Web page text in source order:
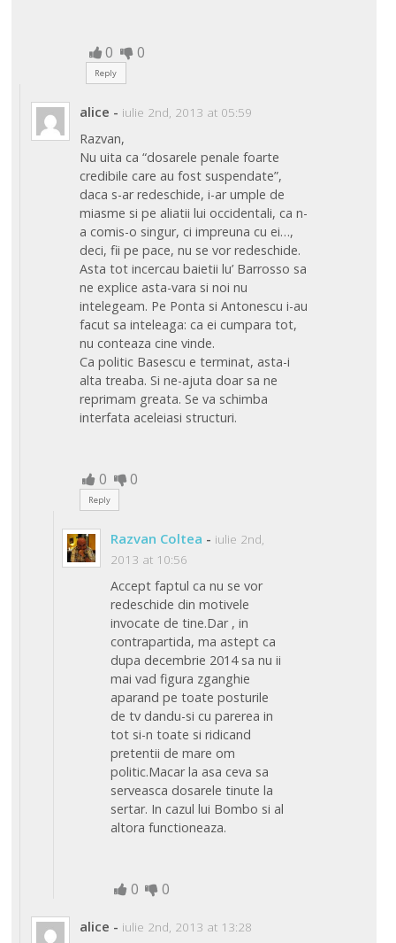
0 0
Reply
alice - iulie 2nd, 2013 at 05:59
Razvan,
Nu uita ca “dosarele penale foarte
credibile care au fost suspendate”,
daca s-ar redeschide, i-ar umple de
miasme si pe aliatii lui occidentali, ca n-
a comis-o singur, ci impreuna cu ei…,
deci, fii pe pace, nu se vor redeschide.
Asta tot incercau baietii lu’ Barrosso sa
ne explice asta-vara si noi nu
intelegeam. Pe Ponta si Antonescu i-au
facut sa inteleaga: ca ei cumpara tot,
nu conteaza cine vinde.
Ca politic Basescu e terminat, asta-i
alta treaba. Si ne-ajuta doar sa ne
reprimam greata. Se va schimba
interfata aceleiasi structuri.
0 0
Reply
Razvan Coltea - iulie 2nd,
2013 at 10:56
Accept faptul ca nu se vor
redeschide din motivele
invocate de tine.Dar , in
contrapartida, ma astept ca
dupa decembrie 2014 sa nu ii
mai vad figura zganghie
aparand pe toate posturile
de tv dandu-si cu parerea in
tot si-n toate si ridicand
pretentii de mare om
politic.Macar la asa ceva sa
serveasca dosarele tinute la
sertar. In cazul lui Bombo si al
altora functioneaza.
0 0
alice - iulie 2nd, 2013 at 13:28